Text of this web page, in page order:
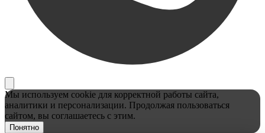
Мы используем cookie для корректной работы сайта,
аналитики и персонализации. Продолжая пользоваться
сайтом, вы соглашаетесь с этим.
Понятно